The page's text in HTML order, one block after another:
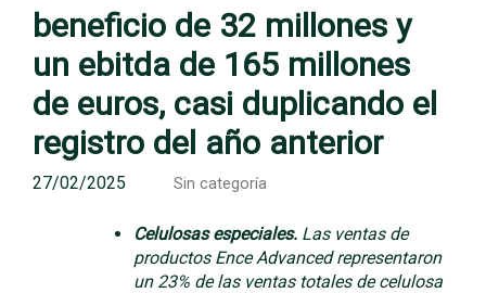
beneficio de 32 millones y
un ebitda de 165 millones
de euros, casi duplicando el
registro del año anterior
27/02/2025 Sin categoría
Celulosas especiales. Las ventas de
productos Ence Advanced representaron
un 23% de las ventas totales de celulosa